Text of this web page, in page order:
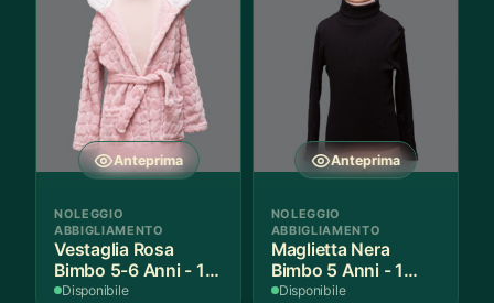
Anteprima
NOLEGGIO
ABBIGLIAMENTO
Vestaglia Rosa
Bimbo 5-6 Anni - 1
Pezzo
Disponibile
Anteprima
NOLEGGIO
ABBIGLIAMENTO
Maglietta Nera
Bimbo 5 Anni - 1
Pezzo
Disponibile